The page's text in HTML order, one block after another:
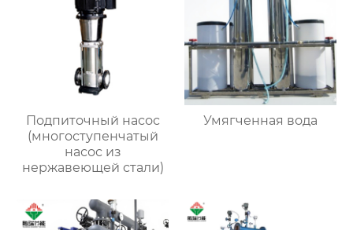
Подпиточный насос
(многоступенчатый
насос из
нержавеющей стали)
Умягченная вода